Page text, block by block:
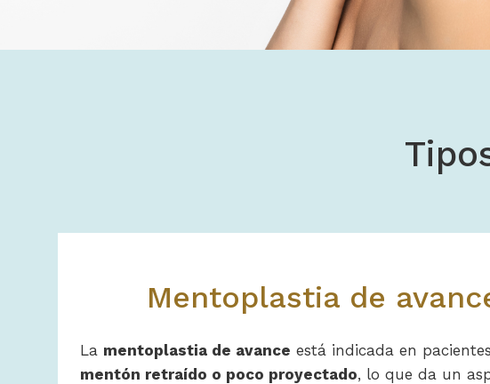
Mentoplastia de
La mentoplastia de avance está indicada en
mentón retraído o poco proyectado, lo que da un